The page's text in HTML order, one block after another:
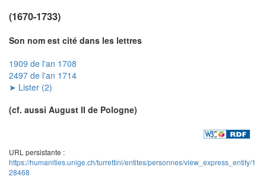
(1670-1733)
Son nom est cité dans les lettres
1909 de l'an 1708
2497 de l'an 1714
➤ Lister (2)
(cf. aussi August II de Pologne)
URL persistante :
https://humanities.unige.ch/turrettini/entites/personnes/view_express_entity/1
28468